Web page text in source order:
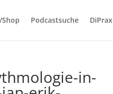
Podcastsuche DiPrax
in-